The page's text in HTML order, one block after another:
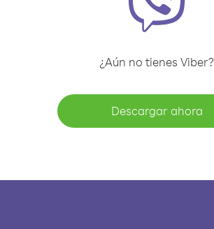
¿Aún no tienes Viber?
Descargar ahora